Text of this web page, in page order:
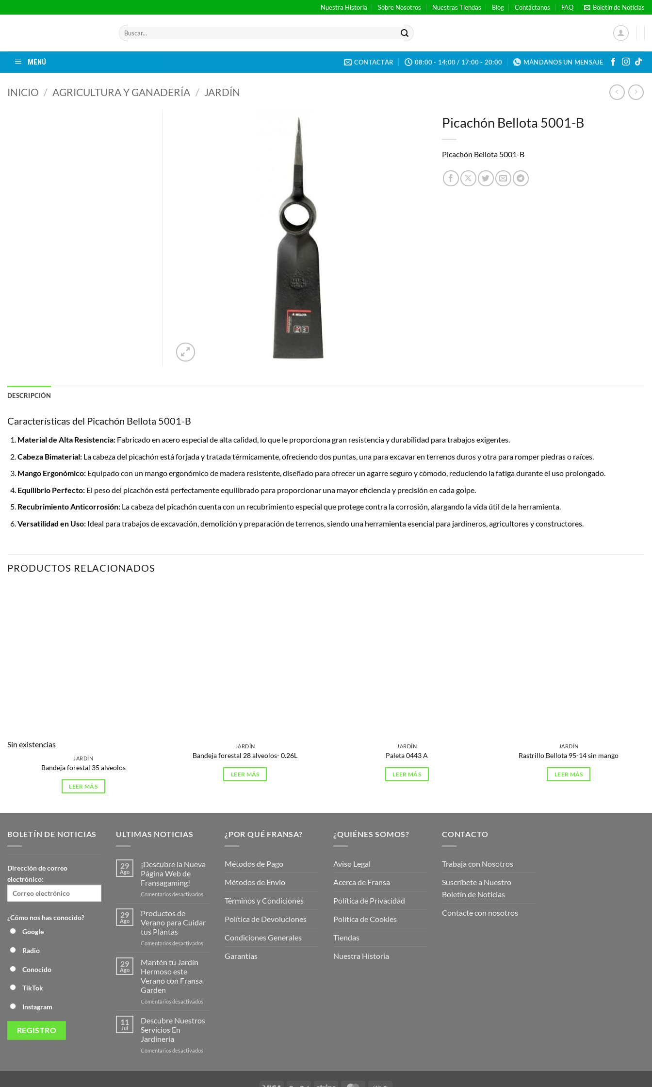
al
Nuestra Historia Sobre Nosotros Nuestras Tiendas Blog Contáctanos FAQ Boletín de Noticias
Buscar
por:
MENÚ CONTACTAR 08:00 - 14:00 / 17:00 - 20:00 MÁNDANOS UN MENSAJE
INICIO / AGRICULTURA Y GANADERÍA / JARDÍN
Picachón Bellota 5001-B
Picachón Bellota 5001-B
DESCRIPCIÓN
Características del Picachón Bellota 5001-B
Material de Alta Resistencia:Fabricado en acero especial de alta calidad, lo que le proporciona gran resistencia y durabilidad para trabajos exigentes.
Cabeza Bimaterial:La cabeza del picachón está forjada y tratada térmicamente, ofreciendo dos puntas, una para excavar en terrenos duros y otra para romper piedras o raíces.
Mango Ergonómico:Equipado con un mango ergonómico de madera resistente, diseñado para ofrecer un agarre seguro y cómodo, reduciendo la fatiga durante el uso prolongado.
Equilibrio Perfecto:El peso del picachón está perfectamente equilibrado para proporcionar una mayor eficiencia y precisión en cada golpe.
Recubrimiento Anticorrosión:La cabeza del picachón cuenta con un recubrimiento especial que protege contra la corrosión, alargando la vida útil de la herramienta.
Versatilidad en Uso:Ideal para trabajos de excavación, demolición y preparación de terrenos, siendo una herramienta esencial para jardineros, agricultores y constructores.
PRODUCTOS RELACIONADOS
Sin existencias
JARDÍN
Bandeja forestal 35 alveolos
LEER MÁS
JARDÍN
Bandeja forestal 28 alveolos- 0.26L
LEER MÁS
JARDÍN
Paleta 0443 A
LEER MÁS
JARDÍN
Rastrillo Bellota 95-14 sin mango
LEER MÁS
BOLETÍN DE NOTICIAS
Dirección de correo
electrónico:
¿Cómo nos has conocido?
Google
Radio
Conocido
TikTok
Instagram
ULTIMAS NOTICIAS
29
Ago
¡Descubre la Nueva
Página Web de
Fransagaming!
Comentarios desactivados
Página
29
Ago
Productos de
Verano para Cuidar
tus Plantas
Comentarios desactivados
29
Ago
Mantén tu Jardín
Hermoso este
Verano con Fransa
Garden
Comentarios desactivados
Jardín
11
Jul
Descubre Nuestros
Servicios En
Jardinería
Comentarios desactivados
¿POR QUÉ FRANSA?
Métodos de Pago
Métodos de Envio
Términos y Condiciones
Política de Devoluciones
Condiciones Generales
Garantías
¿QUIÉNES SOMOS?
Aviso Legal
Acerca de Fransa
Política de Privacidad
Política de Cookies
Tiendas
Nuestra Historia
CONTACTO
Trabaja con Nosotros
Suscríbete a Nuestro
Boletín de Noticias
Contacte con nosotros